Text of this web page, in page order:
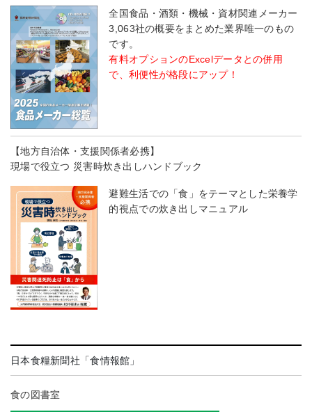
全国食品・酒類・機械・資材関連メーカー
3,063社の概要をまとめた業界唯一のもの
です。
有料オプションのExcelデータとの併用
で、利便性が格段にアップ！
【地方自治体・支援関係者必携】
現場で役立つ 災害時炊き出しハンドブック
避難生活での「食」をテーマとした栄養学
的視点での炊き出しマニュアル
日本食糧新聞社「食情報館」
食の図書室